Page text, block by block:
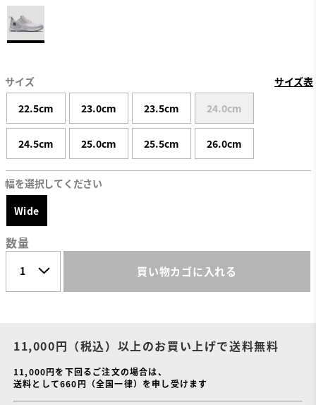
サイズ
サイズ表
22.5cm
23.0cm 23.5cm 24.0cm
24.5cm 25.0cm 25.5cm 26.0cm
幅を選択してください
Wide
数量
買い物カゴに入れる
11,000円（税込）以上のお買い上げで送料無料
11,000円を下回るご注文の場合は、
送料として660円（全国一律）を申し受けます